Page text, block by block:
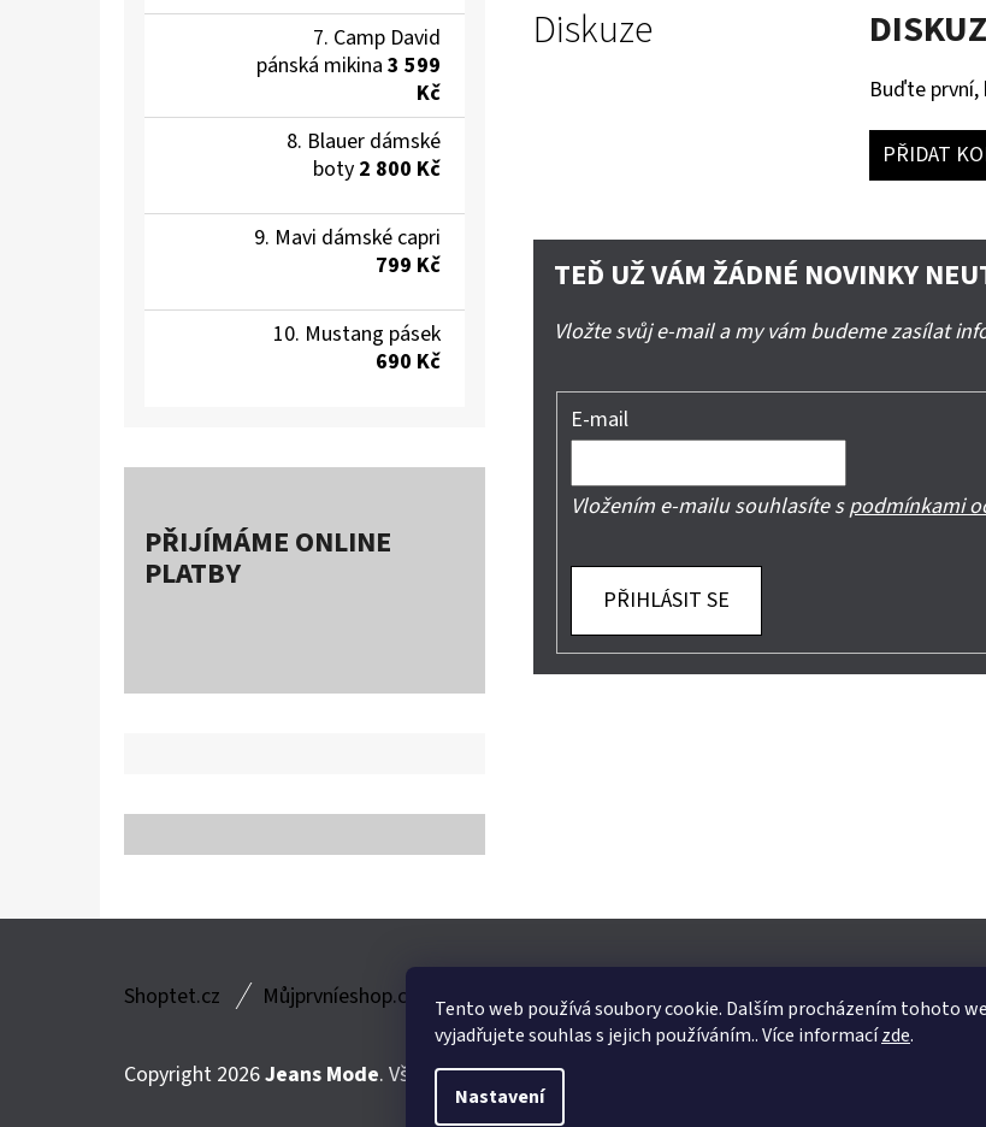
Tento web používá soubory cookie. Dalším procházením tohoto
vyjadřujete souhlas s jejich používáním.. Více informacízde.
Nastavení
Camp David
pánská mikina 3 599
Kč
Blauer dámské
boty 2 800 Kč
Mavi dámské capri
799 Kč
Mustang pásek
690 Kč
PŘIJÍMÁME ONLINE
PLATBY
Diskuze
Buďte první,
PŘIDAT
TEĎ UŽ VÁM ŽÁDNÉ NOVINKY
Vložte svůj e-mail a my vám budeme zasílat
E-mail
Vložením e-mailu souhlasíte spodmínkami
PŘIHLÁSIT SE
Shoptet.cz
Můjprvníeshop.cz
Copyright 2026Jeans Mode. Všechna práva vyhrazena.